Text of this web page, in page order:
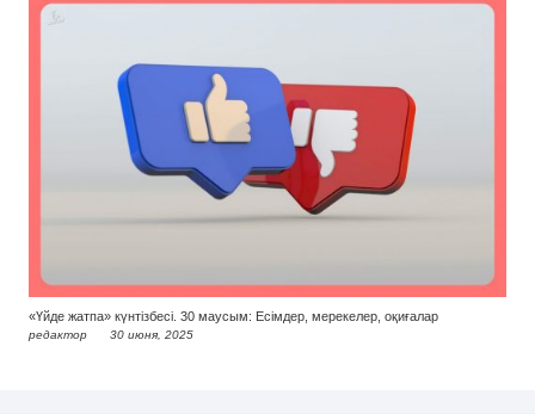
«Үйде жатпа» күнтізбесі. 30 маусым: Есімдер, мерекелер, оқиғалар
редактор 30 июня, 2025